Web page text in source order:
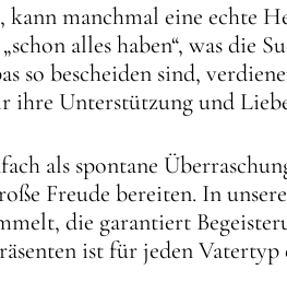
kann manchmal eine echte
alles haben“, was die
so bescheiden sind,
Unterstützung und
als spontane
Freude bereiten. In
die garantiert
ist für jeden Vatertyp